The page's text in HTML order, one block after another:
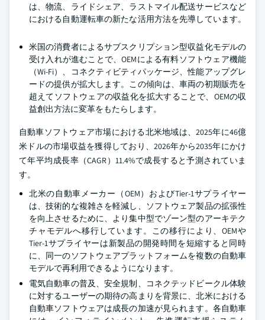
は、物流、ライドシェア、ラストマイル配送サービスなど
における自動運転車の新たな活用方法を先導しています。
米国の消費者によるサブスクリプション型収益化モデルの
受け入れが進むことで、OEMによる有料ソフトウェア機能
（Wi-Fi）、コネクティビティパッケージ、性能アップグレ
ードの提供が拡大します。この傾向は、車両の初期販売を
超えてソフトウェアの収益化を拡大することで、OEMの収
益創出方法に変革をもたらします。
自動車ソフトウェア市場における北米地域は、2025年に46億
米ドルの市場収益を獲得しており、2026年から2035年にかけ
て年平均成長率（CAGR）11.4%で成長すると予測されていま
す。
北米の自動車メーカー（OEM）およびTier-1サプライヤー
は、技術的な複雑さを軽減し、ソフトウェア製品の拡張性
を向上させるために、より集中型でゾーン型のアーキテク
チャモデルへ移行しています。この移行により、OEMや
Tier-1サプライヤーは新製品の開発時間を短縮すると同時
に、同一のソフトウェアプラットフォームを複数の自動車
モデルで再利用できるようになります。
電気自動車の普及、安全規制、コネクテッドビークル体験
に対するユーザーの期待の高まりを背景に、北米における
自動車ソフトウェアは成長の加速が見られます。各自動車